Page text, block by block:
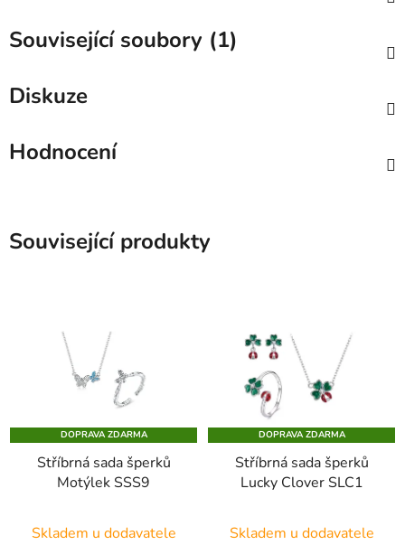
Související soubory (1)
Diskuze
Hodnocení
Související produkty
DOPRAVA ZDARMA
Stříbrná sada šperků
Motýlek SSS9
Skladem u dodavatele
DOPRAVA ZDARMA
Stříbrná sada šperků
Lucky Clover SLC1
Skladem u dodavatele